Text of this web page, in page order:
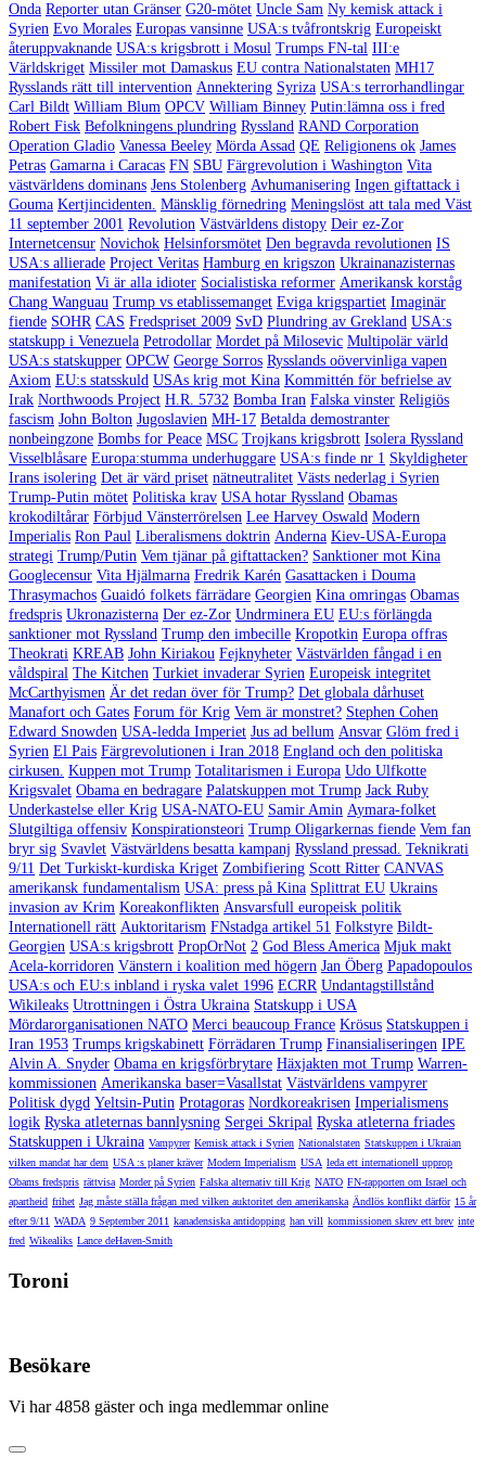
Onda Reporter utan Gränser G20-mötet Uncle Sam Ny kemisk attack i
Syrien Evo Morales Europas vansinne USA:s tvåfrontskrig Europeiskt
återuppvaknande USA:s krigsbrott i Mosul Trumps FN-tal III:e
Världskriget Missiler mot Damaskus EU contra Nationalstaten MH17
Rysslands rätt till intervention Annektering Syriza USA:s terrorhandlingar
Carl Bildt William Blum OPCV William Binney Putin:lämna oss i fred
Robert Fisk Befolkningens plundring Ryssland RAND Corporation
Operation Gladio Vanessa Beeley Mörda Assad QE Religionens ok James
Petras Gamarna i Caracas FN SBU Färgrevolution i Washington Vita
västvärldens dominans Jens Stolenberg Avhumanisering Ingen giftattack i
Gouma Kertjincidenten. Mänsklig förnedring Meningslöst att tala med Väst
11 september 2001 Revolution Västvärldens distopy Deir ez-Zor
Internetcensur Novichok Helsinforsmötet Den begravda revolutionen IS
USA:s allierade Project Veritas Hamburg en krigszon Ukrainanazisternas
manifestation Vi är alla idioter Socialistiska reformer Amerikansk korståg
Chang Wanguau Trump vs etablissemanget Eviga krigspartiet Imaginär
fiende SOHR CAS Fredspriset 2009 SvD Plundring av Grekland USA:s
statskupp i Venezuela Petrodollar Mordet på Milosevic Multipolär värld
USA:s statskupper OPCW George Sorros Rysslands oövervinliga vapen
Axiom EU:s statsskuld USAs krig mot Kina Kommittén för befrielse av
Irak Northwoods Project H.R. 5732 Bomba Iran Falska vinster Religiös
fascism John Bolton Jugoslavien MH-17 Betalda demostranter
nonbeingzone Bombs for Peace MSC Trojkans krigsbrott Isolera Ryssland
Visselblåsare Europa:stumma underhuggare USA:s finde nr 1 Skyldigheter
Irans isolering Det är värd priset nätneutralitet Västs nederlag i Syrien
Trump-Putin mötet Politiska krav USA hotar Ryssland Obamas
krokodiltårar Förbjud Vänsterrörelsen Lee Harvey Oswald Modern
Imperialis Ron Paul Liberalismens doktrin Anderna Kiev-USA-Europa
strategi Trump/Putin Vem tjänar på giftattacken? Sanktioner mot Kina
Googlecensur Vita Hjälmarna Fredrik Karén Gasattacken i Douma
Thrasymachos Guaidó folkets färrädare Georgien Kina omringas Obamas
fredspris Ukronazisterna Der ez-Zor Undrminera EU EU:s förlängda
sanktioner mot Ryssland Trump den imbecille Kropotkin Europa offras
Theokrati KREAB John Kiriakou Fejknyheter Västvärlden fångad i en
våldspiral The Kitchen Turkiet invaderar Syrien Europeisk integritet
McCarthyismen Är det redan över för Trump? Det globala dårhuset
Manafort och Gates Forum för Krig Vem är monstret? Stephen Cohen
Edward Snowden USA-ledda Imperiet Jus ad bellum Ansvar Glöm fred i
Syrien El Pais Färgrevolutionen i Iran 2018 England och den politiska
cirkusen. Kuppen mot Trump Totalitarismen i Europa Udo Ulfkotte
Krigsvalet Obama en bedragare Palatskuppen mot Trump Jack Ruby
Underkastelse eller Krig USA-NATO-EU Samir Amin Aymara-folket
Slutgiltiga offensiv Konspirationsteori Trump Oligarkernas fiende Vem fan
bryr sig Svavlet Västvärldens besatta kampanj Ryssland pressad. Teknikrati
9/11 Det Turkiskt-kurdiska Kriget Zombifiering Scott Ritter CANVAS
amerikansk fundamentalism USA: press på Kina Splittrat EU Ukrains
invasion av Krim Koreakonflikten Ansvarsfull europeisk politik
Internationell rätt Auktoritarism FNstadga artikel 51 Folkstyre Bildt-
Georgien USA:s krigsbrott PropOrNot 2 God Bless America Mjuk makt
Acela-korridoren Vänstern i koalition med högern Jan Öberg Papadopoulos
USA:s och EU:s inbland i ryska valet 1996 ECRR Undantagstillstånd
Wikileaks Utrottningen i Östra Ukraina Statskupp i USA
Mördarorganisationen NATO Merci beaucoup France Krösus Statskuppen i
Iran 1953 Trumps krigskabinett Förrädaren Trump Finansialiseringen IPE
Alvin A. Snyder Obama en krigsförbrytare Häxjakten mot Trump Warren-
kommissionen Amerikanska baser=Vasallstat Västvärldens vampyrer
Politisk dygd Yeltsin-Putin Protagoras Nordkoreakrisen Imperialismens
logik Ryska atleternas bannlysning Sergei Skripal Ryska atleterna friades
Statskuppen i Ukraina Vampyrer Kemisk attack i Syrien Nationalstaten Statskuppen i Ukraian
vilken mandat har dem USA :s planer kräver Modern Imperialism USA leda ett internationell upprop
Obams fredspris rättvisa Morder på Syrien Falska alternativ till Krig NATO FN-rapporten om Israel och
apartheid frihet Jag måste ställa frågan med vilken auktoritet den amerikanska Ändlös konflikt därför 15 år
efter 9/11 WADA 9 September 2011 kanadensiska antidopping han vill kommissionen skrev ett brev inte
fred Wikealiks Lance deHaven-Smith
Toroni
Besökare
Vi har 4858 gäster och inga medlemmar online